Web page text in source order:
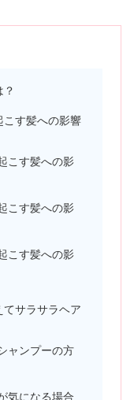
こす髪への影響
こす髪への影
こす髪への影
こす髪への影
サラサラヘア
ャンプーの方
気になる場合